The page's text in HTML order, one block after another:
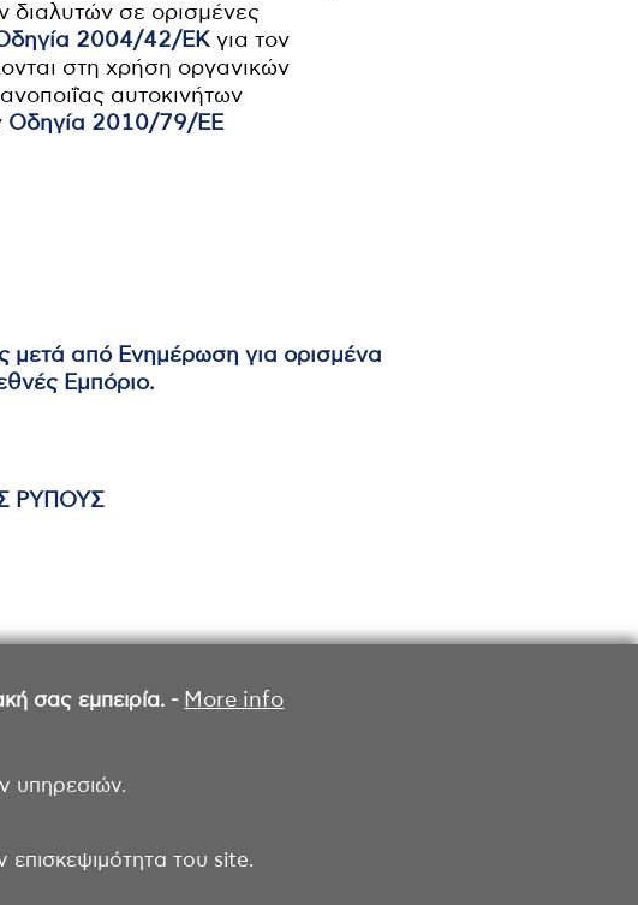
σας εμπειρία. - More info
υπηρεσιών.
επισκεψιμότητα του site.
διαλυτών σε ορισμένες
2004/42/ΕΚ για τον
στη χρήση οργανικών
αυτοκινήτων
Οδηγία 2010/79/ΕΕ
από Ενημέρωση για ορισμένα
Εμπόριο.
ΡΥΠΟΥΣ